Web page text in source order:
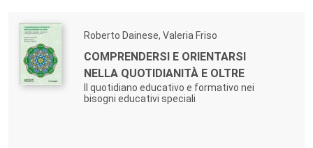
Roberto Dainese, Valeria Friso
COMPRENDERSI E ORIENTARSI
NELLA QUOTIDIANITÀ E OLTRE
Il quotidiano educativo e formativo nei
bisogni educativi speciali